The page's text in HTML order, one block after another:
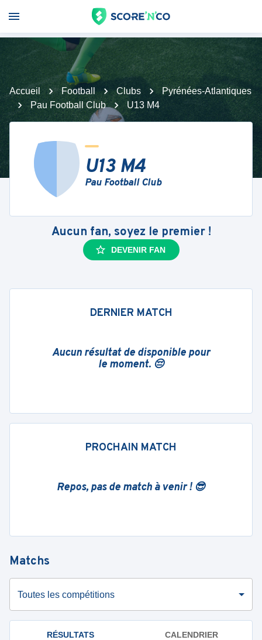
Accueil Football Clubs
Pyrénées-Atlantiques
Pau Football Club
U13 M4
U13 M4
Pau Football Club
Aucun fan, soyez le premier !
DEVENIR FAN
DERNIER MATCH
Aucun résultat de disponible pour
le moment. 😔
PROCHAIN MATCH
Repos, pas de match à venir ! 😎
Matchs
Toutes les compétitions
RÉSULTATS CALENDRIER